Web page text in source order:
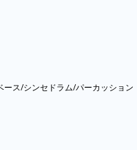
ース/シンセドラム/パーカッション